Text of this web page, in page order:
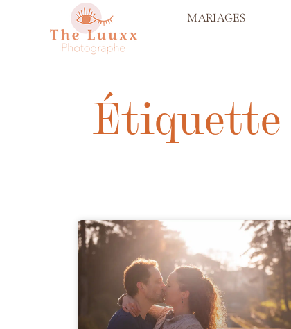
MARIAGES
Étiquette